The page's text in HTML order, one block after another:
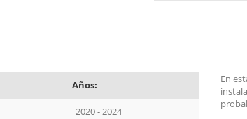
Años:
2020 - 2024
En